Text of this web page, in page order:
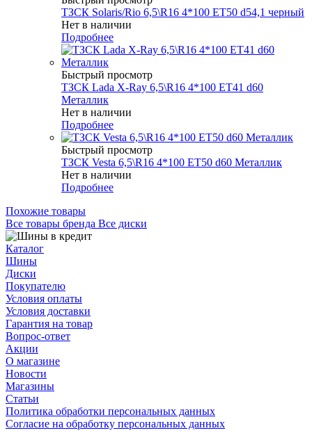
ТЗСК Solaris/Rio 6,5\R16 4*100 ET50 d54,1 черный
Нет в наличии
Подробнее
Быстрый просмотр
ТЗСК Lada X-Ray 6,5\R16 4*100 ET41 d60
Металлик
Нет в наличии
Подробнее
Быстрый просмотр
ТЗСК Vesta 6,5\R16 4*100 ET50 d60 Металлик
Нет в наличии
Подробнее
Похожие товары
Все товары бренда Все диски
Каталог
Шины
Диски
Покупателю
Условия оплаты
Условия доставки
Гарантия на товар
Вопрос-ответ
Акции
О магазине
Новости
Магазины
Статьи
Политика обработки персональных данных
Согласие на обработку персональных данных